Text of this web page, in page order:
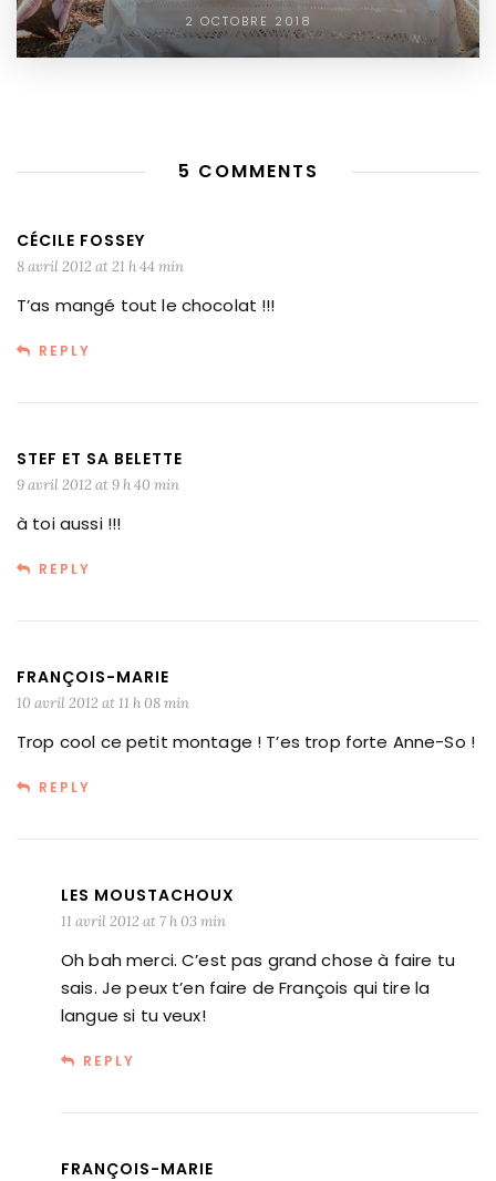
2 OCTOBRE 2018
5 COMMENTS
CÉCILE FOSSEY
8 avril 2012 at 21 h 44 min
T’as mangé tout le chocolat !!!
REPLY
STEF ET SA BELETTE
9 avril 2012 at 9 h 40 min
à toi aussi !!!
REPLY
FRANÇOIS-MARIE
10 avril 2012 at 11 h 08 min
Trop cool ce petit montage ! T’es trop forte Anne-So !
REPLY
LES MOUSTACHOUX
11 avril 2012 at 7 h 03 min
Oh bah merci. C’est pas grand chose à faire tu
sais. Je peux t’en faire de François qui tire la
langue si tu veux!
REPLY
FRANÇOIS-MARIE